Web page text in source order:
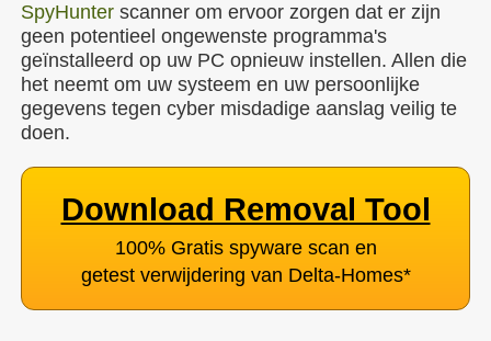
SpyHunter scanner om ervoor zorgen dat er zijn
geen potentieel ongewenste programma's
geïnstalleerd op uw PC opnieuw instellen. Allen die
het neemt om uw systeem en uw persoonlijke
gegevens tegen cyber misdadige aanslag veilig te
doen.
Download Removal Tool
100% Gratis spyware scan en
getest verwijdering van Delta-Homes*